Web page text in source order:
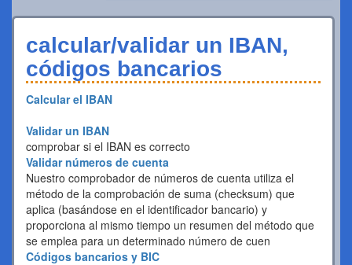
calcular/validar un IBAN,
códigos bancarios
Calcular el IBAN
Validar un IBAN
comprobar si el IBAN es correcto
Validar números de cuenta
Nuestro comprobador de números de cuenta utiliza el
método de la comprobación de suma (checksum) que
aplica (basándose en el identificador bancario) y
proporciona al mismo tiempo un resumen del método que
se emplea para un determinado número de cuen
Códigos bancarios y BIC